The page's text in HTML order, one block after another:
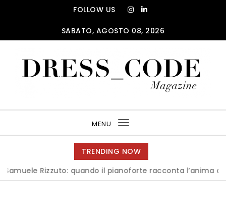
FOLLOW US
SABATO, AGOSTO 08, 2026
MENU
Toggle
navigation
TRENDING NOW
Rizzuto: quando il pianoforte racconta l’anima